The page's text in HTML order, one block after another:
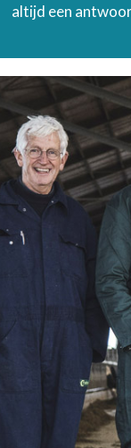
altijd een